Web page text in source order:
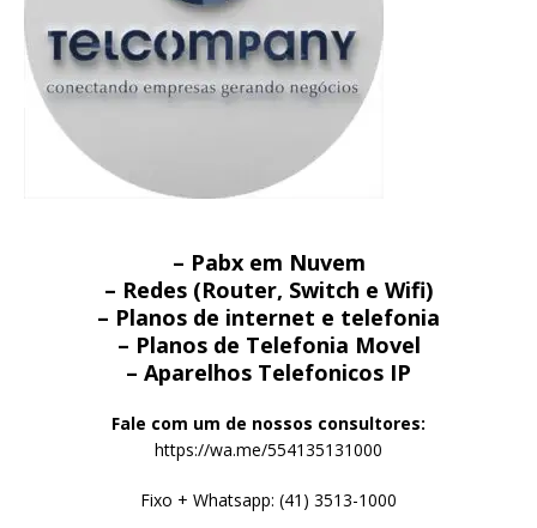
– Pabx em Nuvem
– Redes (Router, Switch e Wifi)
– Planos de internet e telefonia
– Planos de Telefonia Movel
– Aparelhos Telefonicos IP
Fale com um de nossos consultores:
https://wa.me/554135131000
Fixo + Whatsapp: (41) 3513-1000